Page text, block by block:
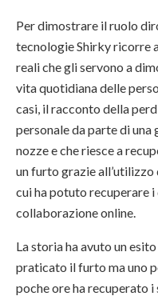
Per dimostrare il ruolo
tecnologie Shirky ricorre
reali che gli servono a
vita quotidiana delle
casi, il racconto della
personale da parte di una
nozze e che riesce a
un furto grazie
cui ha potuto recuperare
collaborazione online.
La storia ha avuto un
praticato il furto ma uno
poche ore ha recuperato